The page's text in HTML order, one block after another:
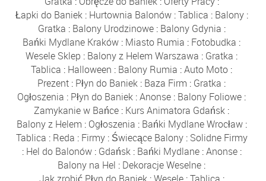
Łapki do Baniek: Hurtownia Balonów:Tablica : Balony:
Gratka : Balony Urodzinowe: Balony Gdynia :
Bańki Mydlane Kraków : Miasto Rumia : Fotobudka :
Wesele Sklep : Balony z Helem Warszawa : Gratka :
Tablica : Halloween : Balony Rumia :Auto Moto :
Prezent : Płyn do Baniek : Baza Firm : Gratka :
Ogłoszenia : Płyn do Baniek :Anonse : Balony Foliowe :
Zamykanie w Bańce : Kurs Animatora Gdańsk :
Balony z Helem : Ogłoszenia : Bańki Mydlane Wrocław:
Tablica : Reda : Firmy: Świecące Balony: Solidne Firmy
: Hel do Balonów: Gdańsk: Bańki Mydlane:Anonse:
Balony na Hel : Dekoracje Weselne :